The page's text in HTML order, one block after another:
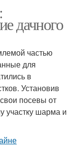
дачного
частью
для
в
Установив
посевы от
участку шарма и